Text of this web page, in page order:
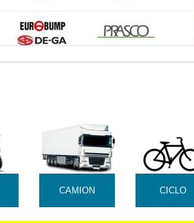
CAMION CICLO